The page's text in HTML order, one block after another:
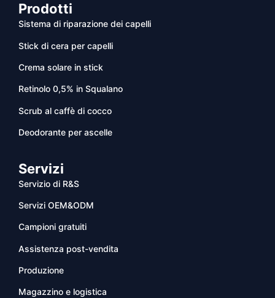
Prodotti
Sistema di riparazione dei capelli
Stick di cera per capelli
Crema solare in stick
Retinolo 0,5% in Squalano
Scrub al caffè di cocco
Deodorante per ascelle
Servizi
Servizio di R&S
Servizi OEM&ODM
Campioni gratuiti
Assistenza post-vendita
Produzione
Magazzino e logistica